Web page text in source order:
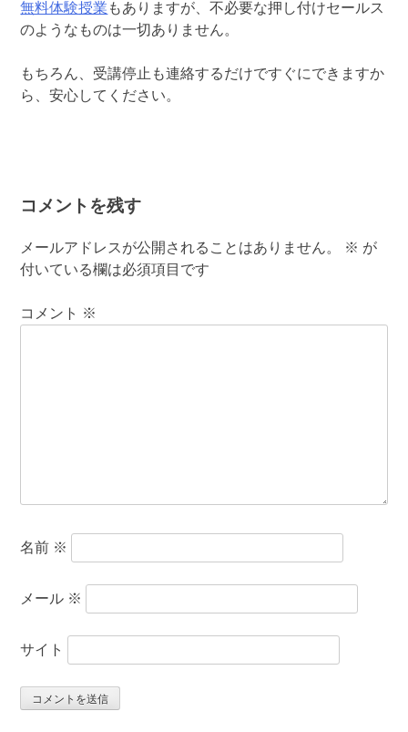
無料体験授業 もありますが、不必要な押し付けセールス
のようなものは一切ありません。
もちろん、受講停止も連絡するだけですぐにできますか
ら、安心してください。
コメントを残す
メールアドレスが公開されることはありません。 ※ が
付いている欄は必須項目です
コメント ※
名前 ※
メール ※
サイト